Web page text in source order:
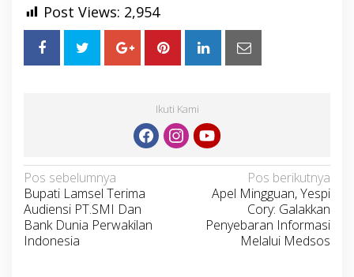
Post Views: 2,954
Ikuti Kami
Navigasi
pos
Pos sebelumnya
Bupati Lamsel Terima
Audiensi PT.SMI Dan
Bank Dunia Perwakilan
Indonesia
Pos berikutnya
Apel Mingguan, Yespi
Cory: Galakkan
Penyebaran Informasi
Melalui Medsos